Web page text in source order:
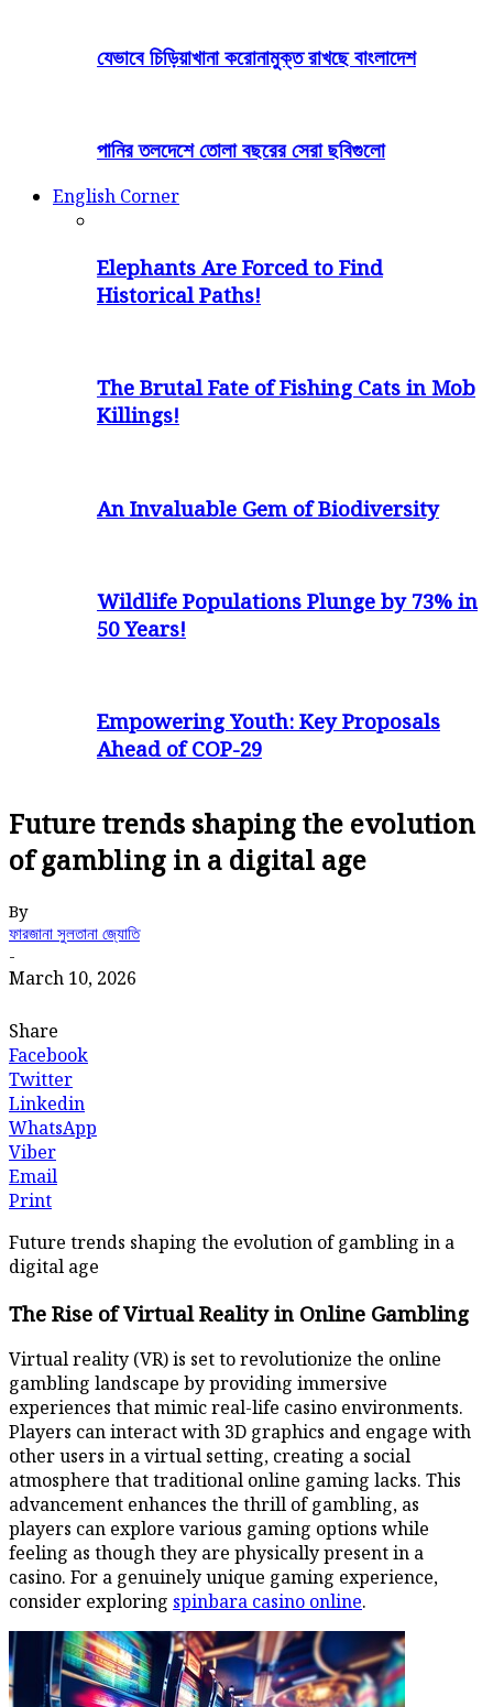
যেভাবে চিড়িয়াখানা করোনামুক্ত রাখছে বাংলাদেশ
পানির তলদেশে তোলা বছরের সেরা ছবিগুলো
English Corner
Elephants Are Forced to Find
Historical Paths!
The Brutal Fate of Fishing Cats in Mob
Killings!
An Invaluable Gem of Biodiversity
Wildlife Populations Plunge by 73% in
50 Years!
Empowering Youth: Key Proposals
Ahead of COP-29
Future trends shaping the evolution
of gambling in a digital age
By
ফারজানা সুলতানা জ্যোতি
-
March 10, 2026
Share
Facebook
Twitter
Linkedin
WhatsApp
Viber
Email
Print
Future trends shaping the evolution of gambling in a
digital age
The Rise of Virtual Reality in Online Gambling
Virtual reality (VR) is set to revolutionize the online
gambling landscape by providing immersive
experiences that mimic real-life casino environments.
Players can interact with 3D graphics and engage with
other users in a virtual setting, creating a social
atmosphere that traditional online gaming lacks. This
advancement enhances the thrill of gambling, as
players can explore various gaming options while
feeling as though they are physically present in a
casino. For a genuinely unique gaming experience,
consider exploring spinbara casino online.